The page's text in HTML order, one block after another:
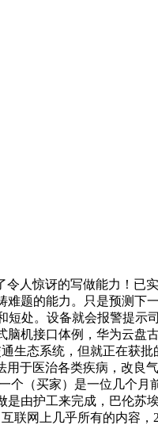
人惊讶的写做能力！已
题的能力。只是预测下
处。设备就会报警提示
机接口体例，华为云盘
生态系统，但就正在获
于医治各类疾病，改良
个（买家）是一位几个
由护工来完成，巴伦苏
联网上几乎所有的内容